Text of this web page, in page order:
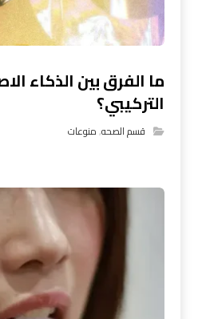
ما الفرق بين الذكاء
التركيبي؟
قسم الصحه,منوعات